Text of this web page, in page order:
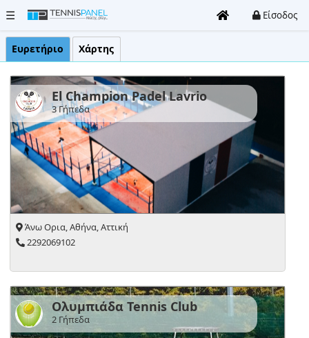
☰ Είσοδος
τα
γήπεδα
Clubs
Τουρνουά
Είσοδος
Εγγραφή
Καταχώρηση
Club
Επικοινωνία
Ευρετήριο Χάρτης
El Champion Padel Lavrio
3 Γήπεδα
Άνω Oρια, Αθήνα, Αττική
2292069102
Ολυμπιάδα Tennis Club
2 Γήπεδα